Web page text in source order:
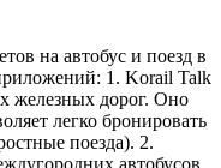
на автобус и поезд в
1. Korail Talk
железных дорог. Оно
легко бронировать
поезда). 2.
автобусов.